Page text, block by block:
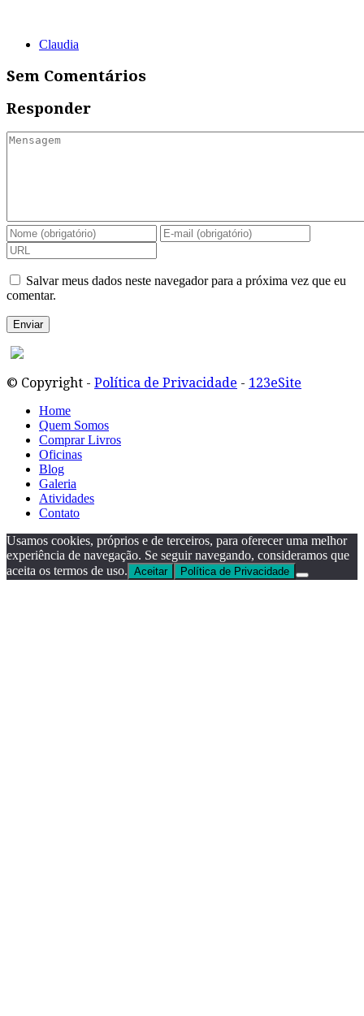
Claudia
Sem Comentários
Responder
Salvar meus dados neste navegador para a próxima vez que eu
comentar.
© Copyright - Política de Privacidade - 123eSite
Home
Quem Somos
Comprar Livros
Oficinas
Blog
Galeria
Atividades
Contato
Usamos cookies, próprios e de terceiros, para oferecer uma melhor
experiência de navegação. Se seguir navegando, consideramos que
aceita os termos de uso. Aceitar Política de Privacidade